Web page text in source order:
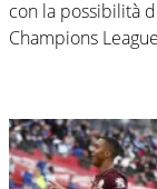
con la possibilità
Champions